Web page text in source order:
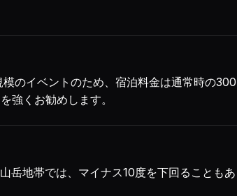
のイベントのため、宿泊料金は通常時の
強くお勧めします。
岳地帯では、マイナス10度を下回ることも